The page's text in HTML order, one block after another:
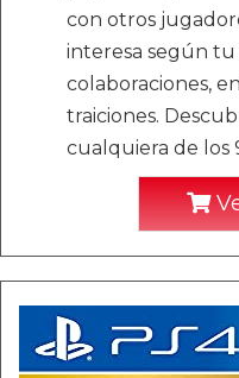
con otros
interesa según tu
colaboraciones,
traiciones.
cualquiera de los